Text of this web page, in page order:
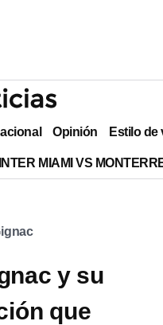
Opinión Estilo de
INTER MIAMI VS
y su
que